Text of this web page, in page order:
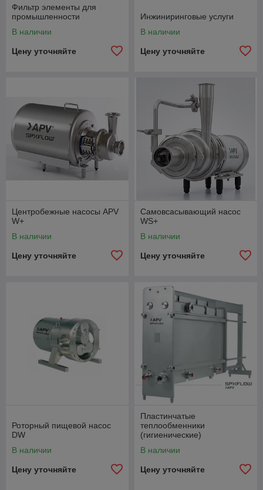
Фильтр элементы для
промышленности
В наличии
Цену уточняйте
Инжиниринговые услуги
В наличии
Цену уточняйте
Центробежные насосы APV
W+
В наличии
Цену уточняйте
Самовсасывающий насос
WS+
В наличии
Цену уточняйте
Роторный пищевой насос
DW
В наличии
Цену уточняйте
Пластинчатые
теплообменники
(гигиенические)
В наличии
Цену уточняйте